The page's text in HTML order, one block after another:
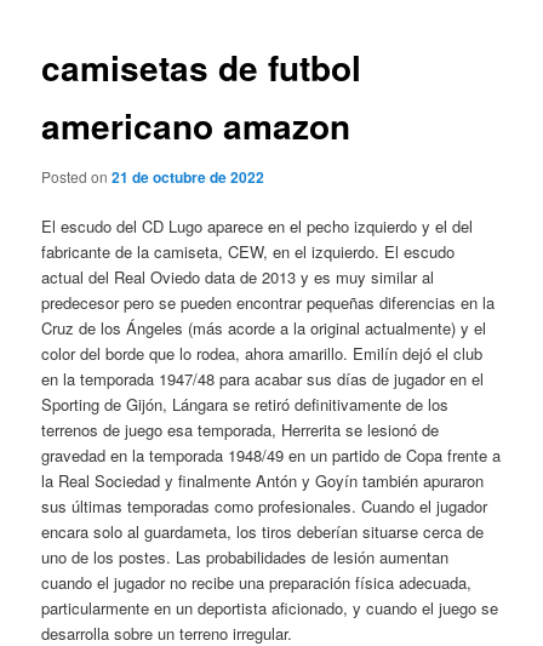
camisetas de futbol
americano amazon
Posted on21 de octubre de 2022
El escudo del CD Lugo aparece en el pecho izquierdo y el del
fabricante de la camiseta, CEW, en el izquierdo. El escudo
actual del Real Oviedo data de 2013 y es muy similar al
predecesor pero se pueden encontrar pequeñas diferencias en la
Cruz de los Ángeles (más acorde a la original actualmente) y el
color del borde que lo rodea, ahora amarillo. Emilín dejó el club
en la temporada 1947/48 para acabar sus días de jugador en el
Sporting de Gijón, Lángara se retiró definitivamente de los
terrenos de juego esa temporada, Herrerita se lesionó de
gravedad en la temporada 1948/49 en un partido de Copa frente a
la Real Sociedad y finalmente Antón y Goyín también apuraron
sus últimas temporadas como profesionales. Cuando el jugador
encara solo al guardameta, los tiros deberían situarse cerca de
uno de los postes. Las probabilidades de lesión aumentan
cuando el jugador no recibe una preparación física adecuada,
particularmente en un deportista aficionado, y cuando el juego se
desarrolla sobre un terreno irregular.